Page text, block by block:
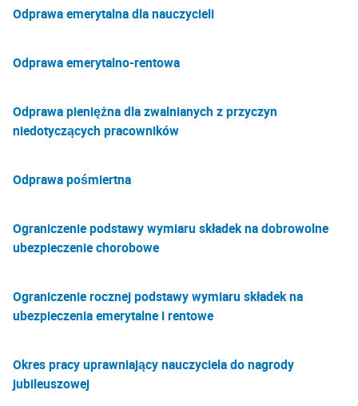
Odprawa emerytalna dla nauczycieli
Odprawa emerytalno-rentowa
Odprawa pieniężna dla zwalnianych z przyczyn
niedotyczących pracowników
Odprawa pośmiertna
Ograniczenie podstawy wymiaru składek na dobrowolne
ubezpieczenie chorobowe
Ograniczenie rocznej podstawy wymiaru składek na
ubezpieczenia emerytalne i rentowe
Okres pracy uprawniający nauczyciela do nagrody
jubileuszowej